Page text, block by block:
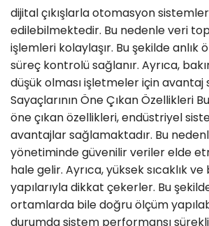
dijital çıkışlarla otomasyon
edilebilmektedir. Bu nedenle veri
işlemleri kolaylaşır. Bu şekilde anlık
süreç kontrolü sağlanır. Ayrıca,
düşük olması işletmeler için avantaj
Sayaçlarının Öne Çıkan Özellikleri
öne çıkan özellikleri, endüstriyel
avantajlar sağlamaktadır. Bu
yönetiminde güvenilir veriler elde
hale gelir. Ayrıca, yüksek sıcaklık ve
yapılarıyla dikkat çekerler. Bu
ortamlarda bile doğru ölçüm
durumda sistem performansı